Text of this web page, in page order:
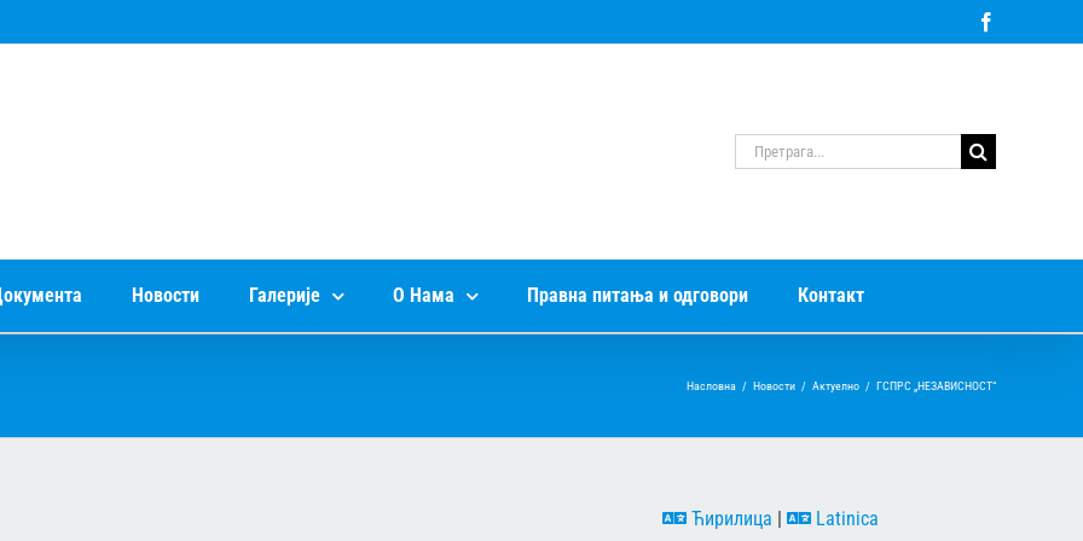
Претрага
за:
Новости Галерије О Нама Правна питања и одговори Контакт
Насловна / Новости / Актуелно / ГСПРС „НЕЗАВИСНОСТ“
Ћирилица Latinica